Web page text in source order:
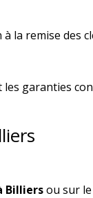
la remise
garanties
Billiersou sur